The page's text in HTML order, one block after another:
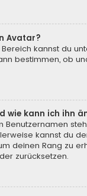
Avatar?
kannst du
bestimmen, ob
wie kann ich ihn
Benutzernamen
kannst du
deinen Rang zu
zurücksetzen.